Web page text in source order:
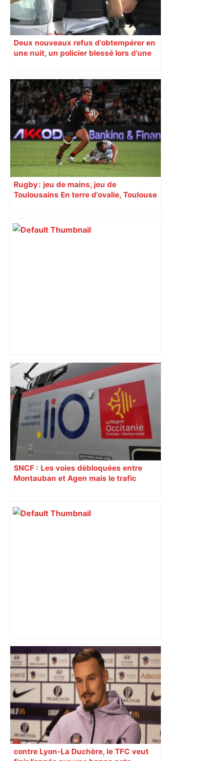
Deux nouveaux refus d’obtempérer en
une nuit, un policier blessé lors d’une
Rugby : jeu de mains, jeu de
Toulousains En terre d’ovalie, Toulouse
revendiquant surtout son art du jeu en
mouvement, vif et spectaculaire.
Top 14 : Perpignan mate le leader
Toulouse et quitte la dernière place –
lanouvellerepublique.fr
SNCF : Les voies débloquées entre
Montauban et Agen mais le trafic
Top 14: comment Perpignan a une
nouvelle fois fait tomber Toulouse? –
RMC Sport
contre Lyon-La Duchère, le TFC veut